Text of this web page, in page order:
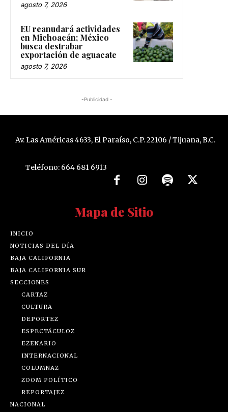
agosto 7, 2026
EU reanudará actividades
en Michoacán; México
busca destrabar
exportación de aguacate
agosto 7, 2026
-Publicidad -
Av. Las Américas 4633, El Paraíso, C.P. 22106 / Tijuana, B.C.
Teléfono: 664 681 6913
Mapa de Sitio
INICIO
NOTICIAS DEL DÍA
BAJA CALIFORNIA
BAJA CALIFORNIA SUR
SECCIONES
CARTAZ
CULTURA
DEPORTEZ
ESPECTÁCULOZ
EZENARIO
INTERNACIONAL
COLUMNAZ
ZOOM POLÍTICO
REPORTAJEZ
NACIONAL